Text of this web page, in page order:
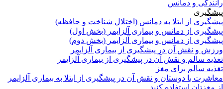
رانندگی و دمانس
پیشگیری
پیشگیری از ابتلا به دمانس (اختلال شناخت و حافظه)
پیشگیری از دمانس و بیماری آلزایمر (بخش اول)
پیشگیری از دمانس و بیماری آلزایمر (بخش دوم)
ورزش و نقش آن در پیشگیری از بیماری آلزایمر
تغذیه سالم و نقش آن در پیشگیری از بیماری آلزایمر
تغذیه سالم برای مغز
معاشرت با دوستان و نقش آن در پیشگیری از ابتلا به بیماری آلزایمر
از مغزتان استفاده کنید